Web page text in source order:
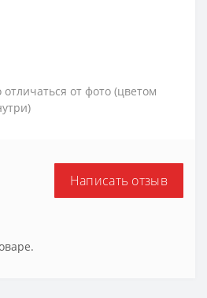
от фото (цветом
Написать отзыв